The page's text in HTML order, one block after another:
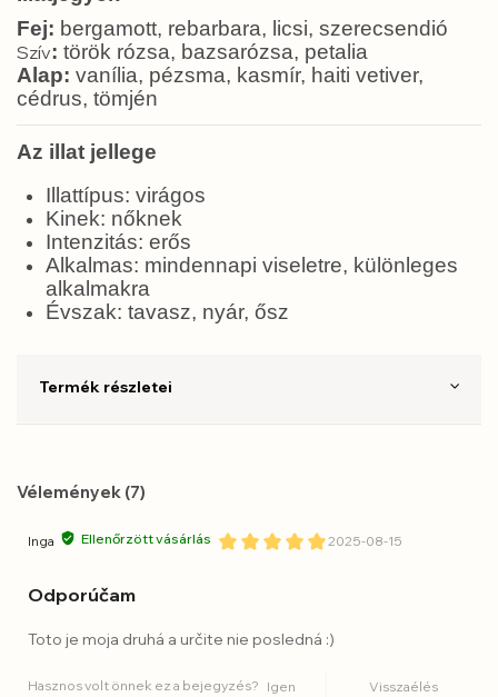
Fej: bergamott, rebarbara, licsi, szerecsendió
Szív: török rózsa, bazsarózsa, petalia
Alap: vanília, pézsma, kasmír, haiti vetiver,
cédrus, tömjén
Az illat jellege
Illattípus: virágos
Kinek: nőknek
Intenzitás: erős
Alkalmas: mindennapi viseletre, különleges
alkalmakra
Évszak: tavasz, nyár, ősz
Termék részletei
Vélemények (7)
Inga Ellenőrzött vásárlás 2025-08-15
Odporúčam
Toto je moja druhá a určite nie posledná :)
Hasznos volt önnek ez a bejegyzés? Igen
Visszaélés